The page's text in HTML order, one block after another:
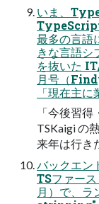
いま、
TypeScript
最多の言語
きな言語
を抜いた
月号（
「現在主
「今後習
TSKaigi の
来年は行き
バックエン
TSファー
月）で、